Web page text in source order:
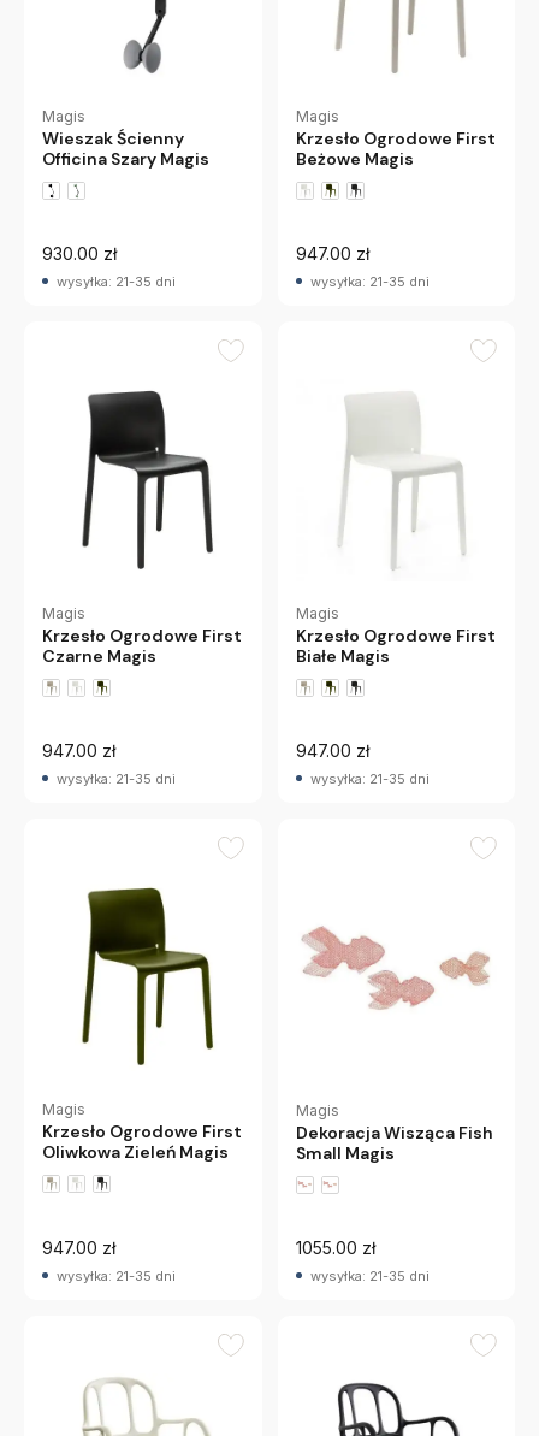
Magis
Wieszak Ścienny
Officina Szary Magis
930.00 zł
wysyłka: 21-35 dni
Magis
Krzesło Ogrodowe First
Beżowe Magis
947.00 zł
wysyłka: 21-35 dni
Magis
Krzesło Ogrodowe First
Czarne Magis
947.00 zł
wysyłka: 21-35 dni
Magis
Krzesło Ogrodowe First
Białe Magis
947.00 zł
wysyłka: 21-35 dni
Magis
Krzesło Ogrodowe First
Oliwkowa Zieleń Magis
947.00 zł
wysyłka: 21-35 dni
Magis
Dekoracja Wisząca Fish
Small Magis
1055.00 zł
wysyłka: 21-35 dni